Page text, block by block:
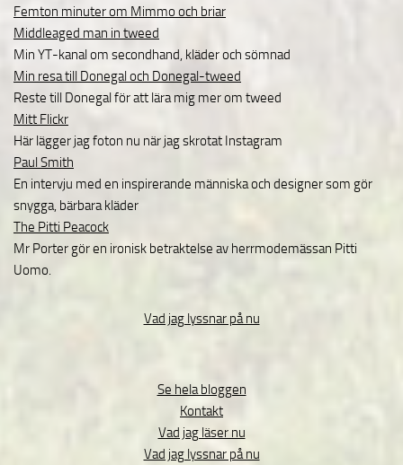
Femton minuter om Mimmo och briar
Middleaged man in tweed
Min YT-kanal om secondhand, kläder och sömnad
Min resa till Donegal och Donegal-tweed
Reste till Donegal för att lära mig mer om tweed
Mitt Flickr
Här lägger jag foton nu när jag skrotat Instagram
Paul Smith
En intervju med en inspirerande människa och designer som gör
snygga, bärbara kläder
The Pitti Peacock
Mr Porter gör en ironisk betraktelse av herrmodemässan Pitti
Uomo.
Vad jag lyssnar på nu
Se hela bloggen
Kontakt
Vad jag läser nu
Vad jag lyssnar på nu